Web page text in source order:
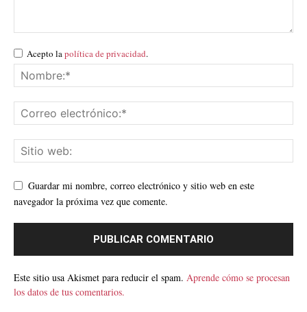
Acepto lapolítica de privacidad.
Guardar mi nombre, correo electrónico y sitio web en este
navegador la próxima vez que comente.
Este sitio usa Akismet para reducir el spam. Aprende cómo se procesan
los datos de tus comentarios.